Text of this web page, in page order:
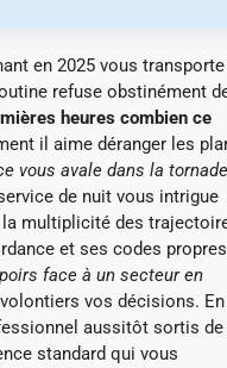
en 2025 vous transporte
refuse obstinément
heures combien ce
il aime déranger les
vous avale dans la tornade
de nuit vous intrigue
multiplicité des
et ses codes
face à un secteur en
vos décisions. En
aussitôt sortis de
standard qui vous